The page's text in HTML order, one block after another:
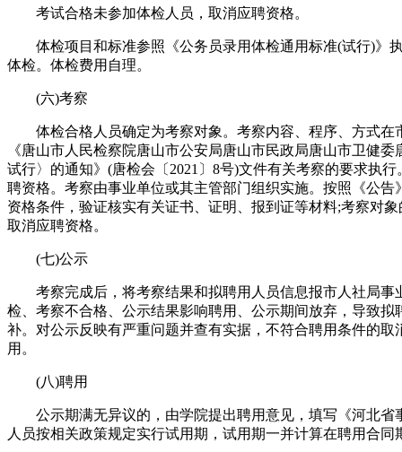
考试合格未参加体检人员，取消应聘资格。
体检项目和标准参照《公务员录用体检通用标准(试行)》
体检。体检费用自理。
(六)考察
体检合格人员确定为考察对象。考察内容、程序、方式在
《唐山市人民检察院唐山市公安局唐山市民政局唐山市卫健
试行〉的通知》(唐检会〔2021〕8号)文件有关考察的要求执
聘资格。考察由事业单位或其主管部门组织实施。按照《公
资格条件，验证核实有关证书、证明、报到证等材料;考察对
取消应聘资格。
(七)公示
考察完成后，将考察结果和拟聘用人员信息报市人社局事
检、考察不合格、公示结果影响聘用、公示期间放弃，导致
补。对公示反映有严重问题并查有实据，不符合聘用条件的
用。
(八)聘用
公示期满无异议的，由学院提出聘用意见，填写《河北省
人员按相关政策规定实行试用期，试用期一并计算在聘用合